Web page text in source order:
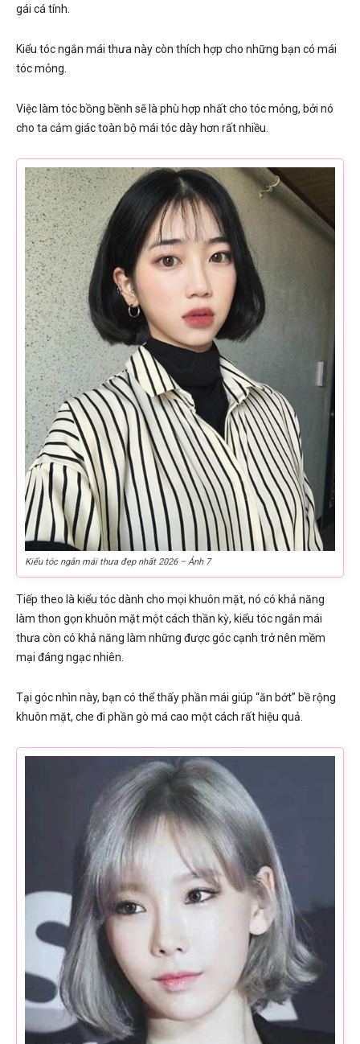
gái cá tính.
Kiểu tóc ngắn mái thưa này còn thích hợp cho những bạn có mái
tóc mỏng.
Việc làm tóc bồng bềnh sẽ là phù hợp nhất cho tóc mỏng, bởi nó
cho ta cảm giác toàn bộ mái tóc dày hơn rất nhiều.
Kiểu tóc ngắn mái thưa đẹp nhất 2026 – Ảnh 7
Tiếp theo là kiểu tóc dành cho mọi khuôn mặt, nó có khả năng
làm thon gọn khuôn mặt một cách thần kỳ, kiểu tóc ngắn mái
thưa còn có khả năng làm những được góc cạnh trở nên mềm
mại đáng ngạc nhiên.
Tại góc nhìn này, bạn có thể thấy phần mái giúp “ăn bớt” bề rộng
khuôn mặt, che đi phần gò má cao một cách rất hiệu quả.